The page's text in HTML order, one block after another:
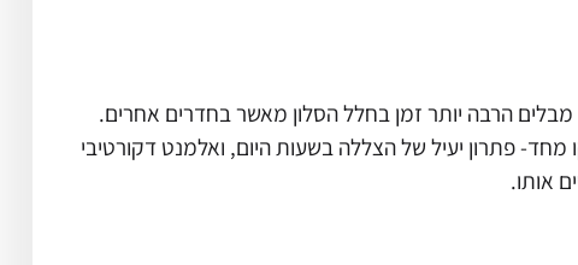
מבלים הרבה יותר זמן בחלל הסלון מאשר בחדרים אחרים.
מחד- פתרון יעיל של הצללה בשעות היום, ואלמנט דקורטיבי
אותו.